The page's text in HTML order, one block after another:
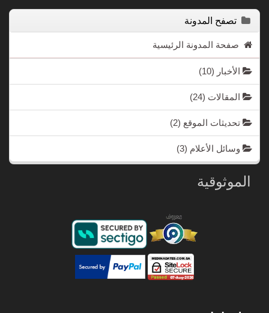
تصفح المدونة
صفحة المدونة الرئيسية
الأخبار (10)
المقالات (24)
تحديثات الموقع (2)
وسائل الأعلام (3)
الموثوقية